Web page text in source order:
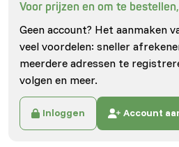
Voor prijzen en om te
Geen account? Het aanmaken
veel voordelen: sneller
meerdere adressen te
volgen en meer.
Inloggen Account